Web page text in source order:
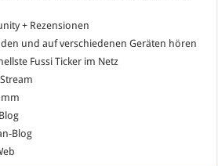
+ Rezensionen
und auf verschiedenen Geräten hören
Fussi Ticker im Netz
Blog